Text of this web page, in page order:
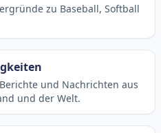
zu Baseball, Softball
und Nachrichten aus
und der Welt.